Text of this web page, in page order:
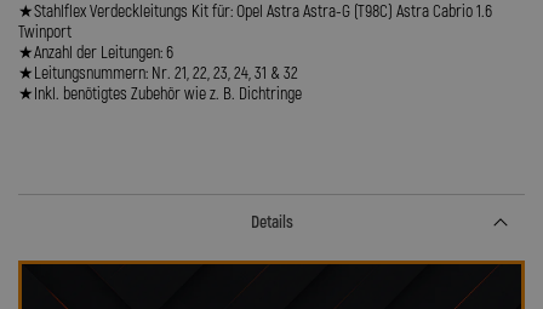
★Stahlflex Verdeckleitungs Kit für: Opel Astra Astra-G (T98C) Astra Cabrio 1.6
Twinport
★Anzahl der Leitungen: 6
★Leitungsnummern: Nr. 21, 22, 23, 24, 31 & 32
★Inkl. benötigtes Zubehör wie z. B. Dichtringe
Details